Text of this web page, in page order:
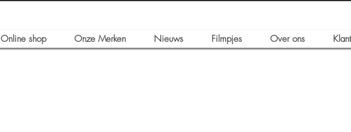
Online shop Onze Merken Nieuws Filmpjes Over ons